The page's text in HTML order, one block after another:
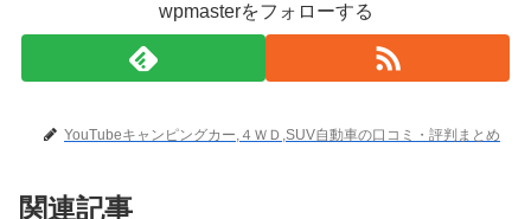
wpmasterをフォローする
YouTubeキャンピングカー,４ＷＤ,SUV自動車の口コミ・評判まとめ
関連記事